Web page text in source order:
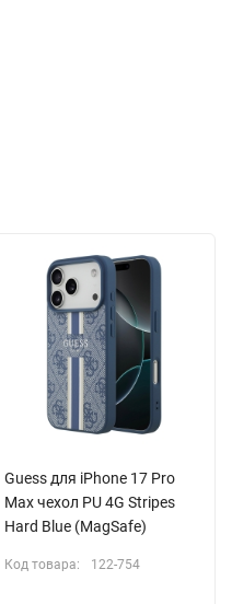
Guess для iPhone 17 Pro
Max чехол PU 4G Stripes
Hard Blue (MagSafe)
Код товара: 122-754